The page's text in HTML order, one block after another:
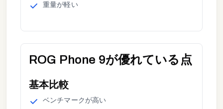
重量が軽い
ROG Phone 9が優れている点
基本比較
ベンチマークが高い